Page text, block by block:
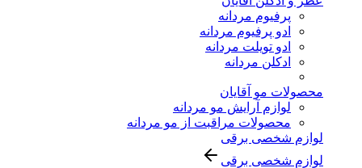
پرفیوم مردانه
ادو پرفیوم مردانه
ادو تویلت مردانه
ادکلن مردانه
محصولات مو آقایان
لوازم آرایش مو مردانه
محصولات مراقبت از مو مردانه
لوازم شخصی برقی
لوازم شخصی برقی